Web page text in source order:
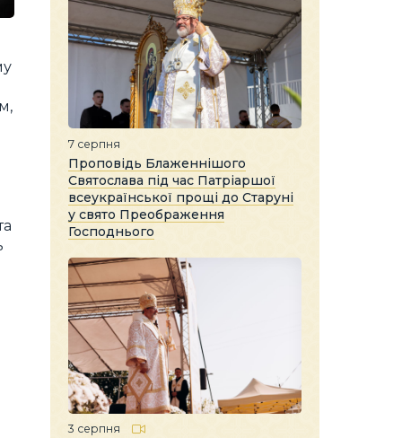
7 серпня
Проповідь Блаженнішого
Святослава під час Патріаршої
всеукраїнської прощі до Старуні
у свято Преображення
Господнього
3 серпня